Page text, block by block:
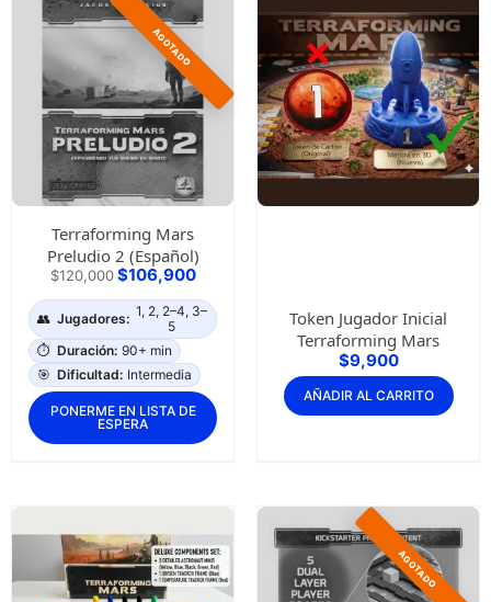
Terraforming Mars
Preludio 2 (Español)
$120,000 $106,900
👥 Jugadores: 1, 2, 2–4, 3–
5
⏱️ Duración: 90+ min
🎯 Dificultad: Intermedia
PONERME EN LISTA DE
ESPERA
Token Jugador Inicial
Terraforming Mars
$9,900
AÑADIR AL CARRITO